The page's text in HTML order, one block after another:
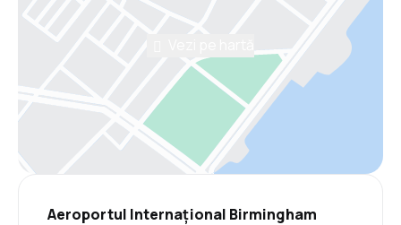
Aeroportul Internațional Birmingham